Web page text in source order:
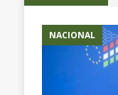
NACIONAL